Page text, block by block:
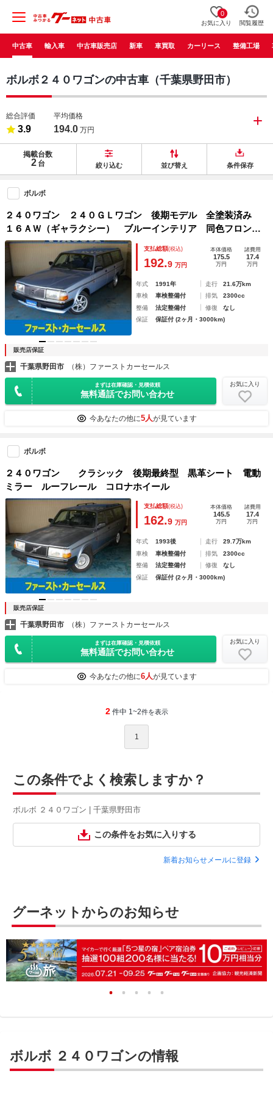
0
お気に入り 閲覧履歴
中古車 輸入車 中古車販売店 新車 車買取 カーリース 整備工場
ボルボ２４０ワゴンの中古車（千葉県野田市）
総合評価
3.9
平均価格
194.0 万円
掲載台数
2 台 絞り込む 並び替え 条件保存
ボルボ
２４０ワゴン ２４０ＧＬワゴン 後期モデル 全塗装済み
１６ＡＷ（ギャラクシー） ブルーインテリア 同色フロント
スポイラー ステンモール メッキグリル キーレス
支払総額(税込)
192.9 万円
本体価格
175.5
万円
諸費用
17.4
万円
年式 1991年 走行
21.6万km
車検
車検整備付 排気
2300cc
整備
法定整備付 修復
なし
保証
保証付 (2ヶ月・3000km)
販売店保証
千葉県野田市 （株）ファーストカーセールス
まずは在庫確認・見積依頼
無料通話でお問い合わせ
お気に入り
今あなたの他に5人が見ています
ボルボ
２４０ワゴン クラシック 後期最終型 黒革シート 電動
ミラー ルーフレール コロナホイール
支払総額(税込)
162.9 万円
本体価格
145.5
万円
諸費用
17.4
万円
年式 1993後 走行
29.7万km
車検
車検整備付 排気
2300cc
整備
法定整備付 修復
なし
保証
保証付 (2ヶ月・3000km)
販売店保証
千葉県野田市 （株）ファーストカーセールス
まずは在庫確認・見積依頼
無料通話でお問い合わせ
お気に入り
今あなたの他に6人が見ています
2 件中 1~2件を表示
1
この条件でよく検索しますか？
ボルボ ２４０ワゴン | 千葉県野田市
この条件をお気に入りする
新着お知らせメールに登録
グーネットからのお知らせ
ボルボ ２４０ワゴンの情報